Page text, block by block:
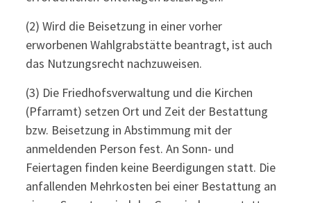
(2) Wird die Beisetzung in einer vorher
erworbenen Wahlgrabstätte beantragt, ist auch
das Nutzungsrecht nachzuweisen.
(3) Die Friedhofsverwaltung und die Kirchen
(Pfarramt) setzen Ort und Zeit der Bestattung
bzw. Beisetzung in Abstimmung mit der
anmeldenden Person fest. An Sonn- und
Feiertagen finden keine Beerdigungen statt. Die
anfallenden Mehrkosten bei einer Bestattung an